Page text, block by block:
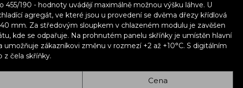
190 - hodnoty uvádějí maximálně možnou výšku láhve. U
agregát, ve které jsou u provedení se dvěma dřezy křídlová
mm. Za středovým sloupkem v chlazeném modulu je zavěšen
kde se odpařuje. Na prohnutém panelu skříňky je umístěn hlavní
zákazníkovi změnu v rozmezí +2 až +10°C. S digitálním
čela skříňky.
Cena